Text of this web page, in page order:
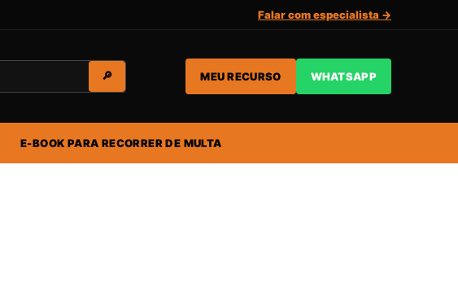
Falar com especialista →
🔎 MEU RECURSO WHATSAPP
E-BOOK PARA RECORRER DE MULTA